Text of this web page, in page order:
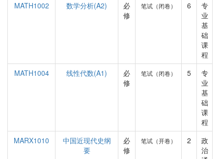
MATH1002 数学分析(A2)
必
修
笔试（闭卷） 6
专
业
基
础
课
程
MATH1004
线性代数(A1)
必
修
笔试（闭卷） 5
专
业
基
础
课
程
MARX1010
中国近现代史纲
要
必
修
笔试（开卷） 2
政
治